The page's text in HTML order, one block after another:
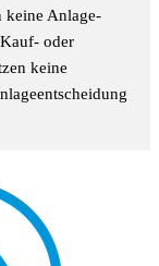
keine Anlage-
oder
keine